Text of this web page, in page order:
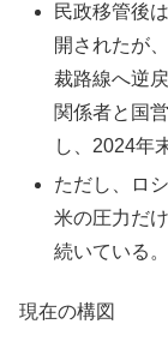
民政移管後
開されたが
裁路線へ逆
関係者と国
し、2024年
ただし、ロ
米の圧力だ
続いている。​
現在の構図